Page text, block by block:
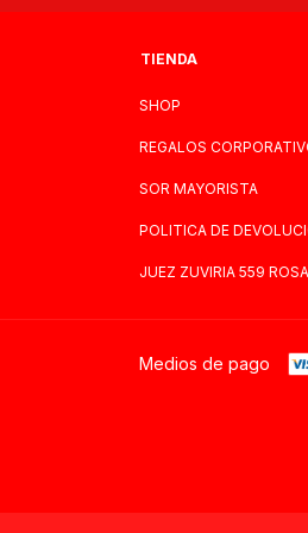
TIENDA
SHOP
REGALOS
SOR MAYORISTA
POLITICA DE
JUEZ ZUVIRIA 559
Medios de pago